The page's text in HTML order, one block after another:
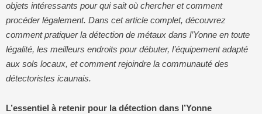
objets intéressants pour qui sait où chercher et comment
procéder légalement. Dans cet article complet, découvrez
comment pratiquer la détection de métaux dans l’Yonne en toute
légalité, les meilleurs endroits pour débuter, l’équipement adapté
aux sols locaux, et comment rejoindre la communauté des
détectoristes icaunais.
L’essentiel à retenir pour la détection dans l’Yonne